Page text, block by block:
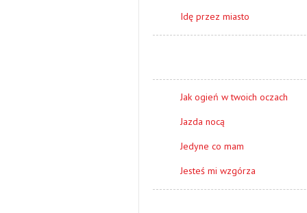
Idę przez miasto
Jak ogień w twoich oczach
Jazda nocą
Jedyne co mam
Jesteś mi wzgórza